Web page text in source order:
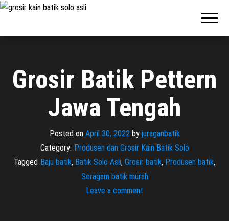
Jasa
Batik
Grosir Batik Pettern
Jawa Tengah
Posted on April 30, 2022 by juraganbatik
Category: Produsen dan Grosir Kain Batik Solo
Tagged Baju batik, Batik Solo Asli, Grosir batik, Produsen batik,
Seragam batik murah
Leave a comment